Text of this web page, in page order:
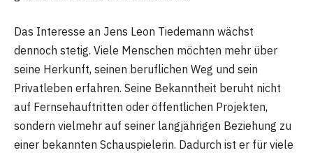
Das Interesse an Jens Leon Tiedemann wächst
dennoch stetig. Viele Menschen möchten mehr über
seine Herkunft, seinen beruflichen Weg und sein
Privatleben erfahren. Seine Bekanntheit beruht nicht
auf Fernsehauftritten oder öffentlichen Projekten,
sondern vielmehr auf seiner langjährigen Beziehung zu
einer bekannten Schauspielerin. Dadurch ist er für viele